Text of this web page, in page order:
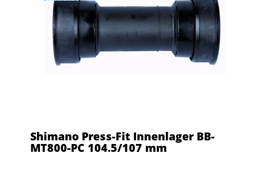
Shimano Press-Fit Innenlager BB-
MT800-PC 104.5/107 mm